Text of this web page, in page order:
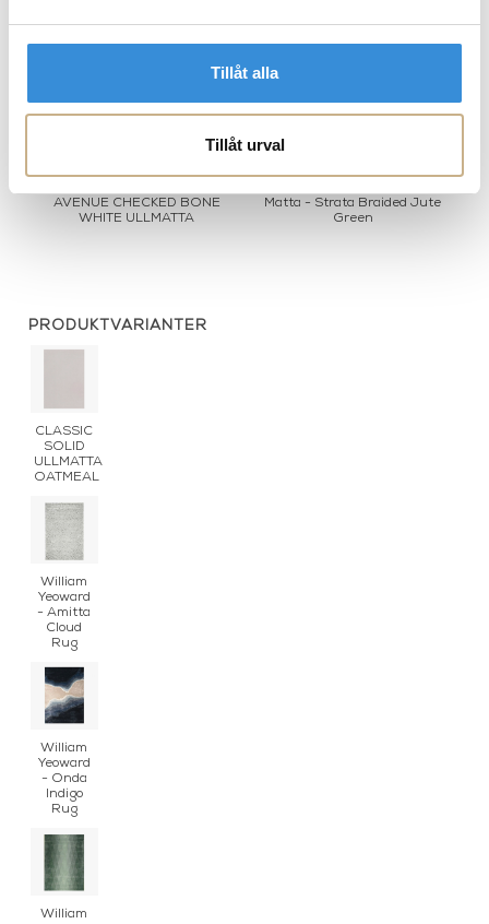
Tillåt alla
Tillåt urval
AVENUE CHECKED BONE
WHITE ULLMATTA
Matta - Strata Braided Jute
Green
PRODUKTVARIANTER
CLASSIC
SOLID
ULLMATTA
OATMEAL
William
Yeoward
- Amitta
Cloud
Rug
William
Yeoward
- Onda
Indigo
Rug
William